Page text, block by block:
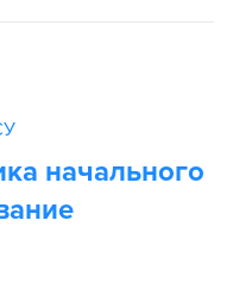
начального